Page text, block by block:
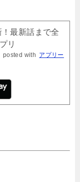
最新話まで全
リ
posted with アプリー